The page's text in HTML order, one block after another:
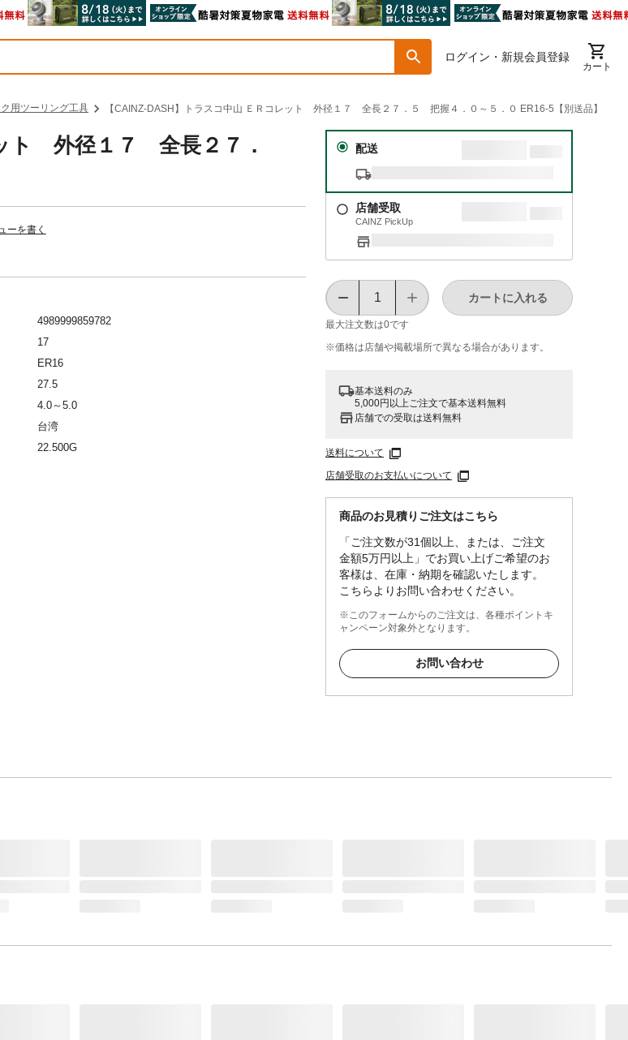
ログイン・新規会員登録
カート
用ツーリング工具 【CAINZ-DASH】トラスコ中山 ＥＲコレット 外径１７ 全長２７．５ 把握４．０～５．０ ER16-5【別送品】
ト 外径１７ 全長２７．
ーを書く
配送
店舗受取
CAINZ PickUp
最大注文数は0です
カートに入れる
※価格は​店舗や​掲載場所で​異なる​場合が​あります。
基本送料のみ
5,000円以上ご注文で基本送料無料
店舗での受取は送料無料
送料について
店舗受取のお支払いについて
商品のお見積りご注文はこちら
「ご注文数が31個以上、または、ご注文
金額5万円以上」でお買い上げご希望のお
客様は、在庫・納期を確認いたします。
こちらよりお問い合わせください。
※このフォームからのご注文は、各種ポイントキ
ャンペーン対象外となります。
お問い合わせ
4989999859782
17
ER16
27.5
4.0～5.0
台湾
22.500G